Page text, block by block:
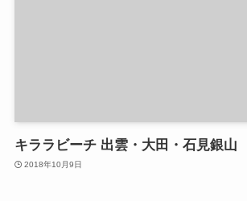
キララビーチ 出雲・大田・石見銀山
2018年10月9日